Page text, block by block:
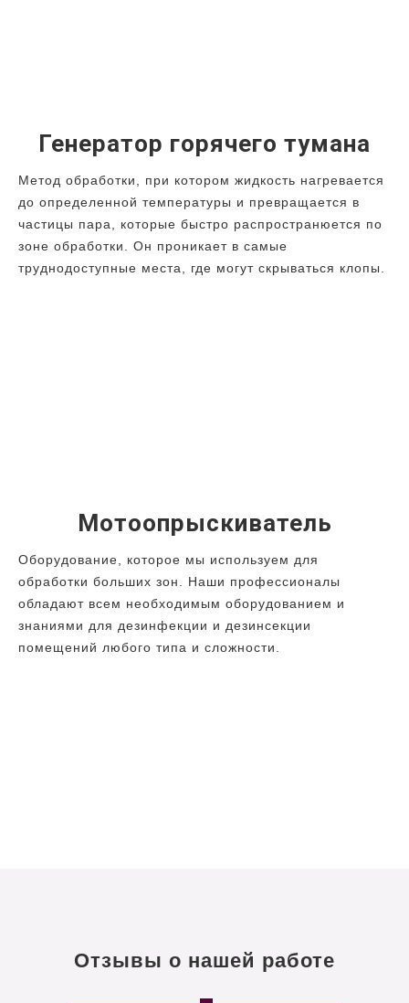
Генератор горячего тумана
Метод обработки, при котором жидкость нагревается
до определенной температуры и превращается в
частицы пара, которые быстро распространюется по
зоне обработки. Он проникает в самые
труднодоступные места, где могут скрываться клопы.
Мотоопрыскиватель
Оборудование, которое мы используем для
обработки больших зон. Наши профессионалы
обладают всем необходимым оборудованием и
знаниями для дезинфекции и дезинсекции
помещений любого типа и сложности.
Отзывы о нашей работе